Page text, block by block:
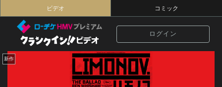
ビデオ コミック
ログイン
新作